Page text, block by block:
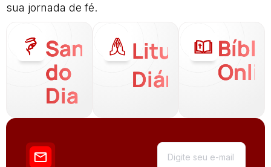
sua jornada de fé.
Santo
do
Dia
Liturgia
Diária